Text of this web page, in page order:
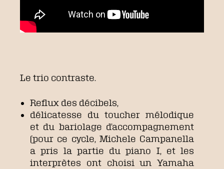
Le trio contraste.
Reflux des décibels,
délicatesse du toucher mélodique
et du bariolage d’accompagnement
(pour ce cycle, Michele Campanella
a pris la partie du piano I, et les
interprètes ont choisi un Yamaha